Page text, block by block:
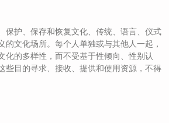
保护、保存和恢复文化、传统、语言、仪式
文化场所。每个人单独或与其他人一起，
化的多样性，而不受基于性倾向、性别认
些目的寻求、接收、提供和使用资源，不得